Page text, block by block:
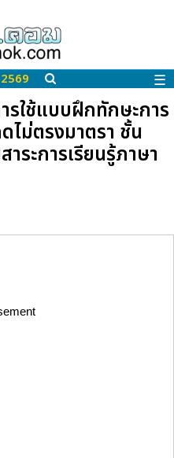
☰
ใช้แบบฝึกทักษะการ
ไม่ตรงมาตรา ชั้น
ระการเรียนรู้ภาษา